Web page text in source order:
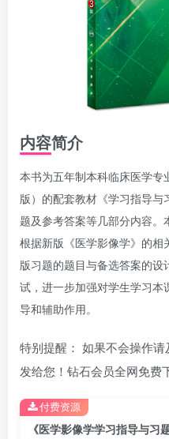
内容简介
本书为五年制本科临床医学
版）的配套教材《学习指导
题及参考答案等几部分内容。
根据新版《医学影像学》的
版习题的题目与备选答案的
试，进一步加强对学生学习
导和辅助作用。
特别提醒： 如果不会操作
发给您！钻石会员全网免费
《医学影像学学习指导与
付费资源